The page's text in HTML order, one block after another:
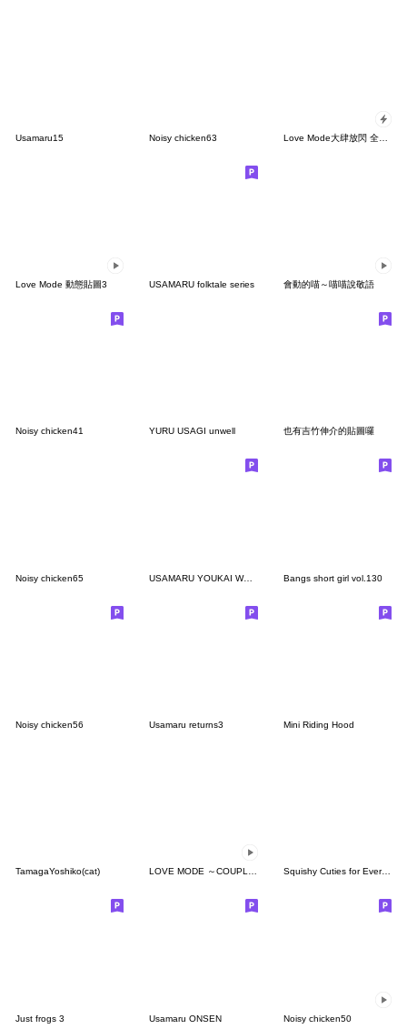
Usamaru15 Noisy chicken63 Love Mode大肆放閃 全螢幕貼圖
Love Mode 動態貼圖3 USAMARU folktale series 會動的喵～喵喵說敬語
Noisy chicken41 YURU USAGI unwell 也有吉竹伸介的貼圖囉
Noisy chicken65 USAMARU YOUKAI WORLD Bangs short girl vol.130
Noisy chicken56 Usamaru returns3 Mini Riding Hood
TamagaYoshiko(cat) LOVE MODE ～COUPLES MOVE～ Squishy Cuties for Everyday Chats
Just frogs 3 Usamaru ONSEN Noisy chicken50